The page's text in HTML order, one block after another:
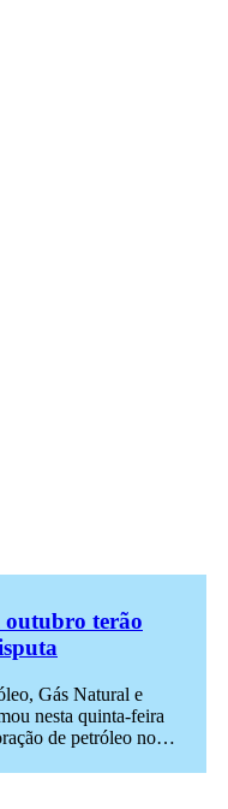
outubro terão
Gás Natural e
nesta quinta-feira
de petróleo no…